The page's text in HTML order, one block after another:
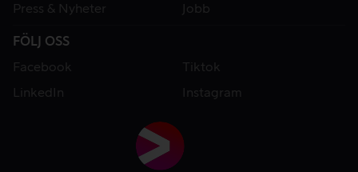
Press & Nyheter
Jobb
FÖLJ OSS
Facebook
Tiktok
LinkedIn
Instagram